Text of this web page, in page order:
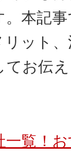
本記
ット
てお伝
一覧！